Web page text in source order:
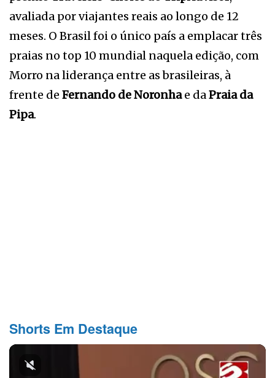
avaliada por viajantes reais ao longo de 12
meses. O Brasil foi o único país a emplacar três
praias no top 10 mundial naquela edição, com
Morro na liderança entre as brasileiras, à
frente de Fernando de Noronhae daPraia da
Pipa.
Shorts Em Destaque